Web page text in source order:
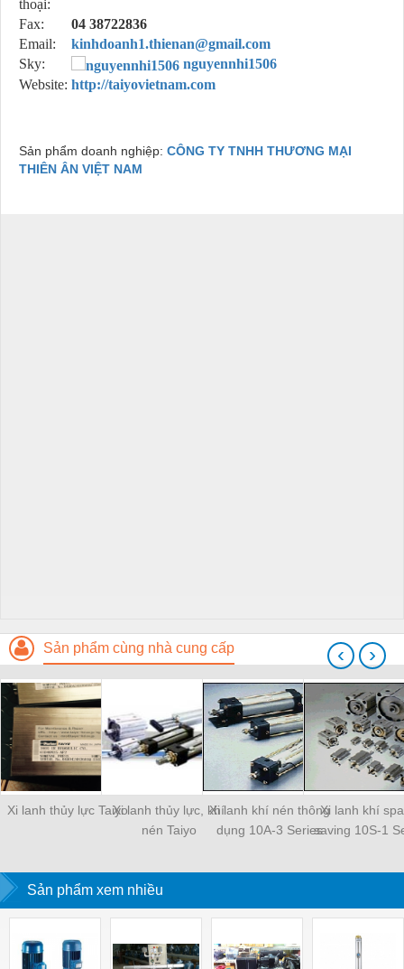
thoại:
Fax:
04 38722836
Email:
kinhdoanh1.thienan@gmail.com
Sky:
nguyennhi1506
Website: http://taiyovietnam.com
Sản phẩm doanh nghiệp: CÔNG TY TNHH THƯƠNG MẠI
THIÊN ÂN VIỆT NAM
Sản phẩm cùng nhà cung cấp
Xi lanh thủy lực TaiyoXi lanh thủy lực, khí
nén Taiyo
Xi lanh khí nén thông
dụng 10A-3 Series
Xi lanh khí
saving 10S-1
‹ ›
Sản phẩm xem nhiều